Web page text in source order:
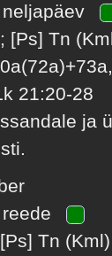
[Ps] Tn
21:20-28
ja
Tn